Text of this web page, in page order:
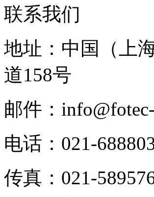
联系我们
地址：中国（上
道158号
邮件：
电话：021-
传真：021-